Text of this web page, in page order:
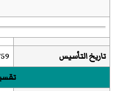
تاريخ التأسيس